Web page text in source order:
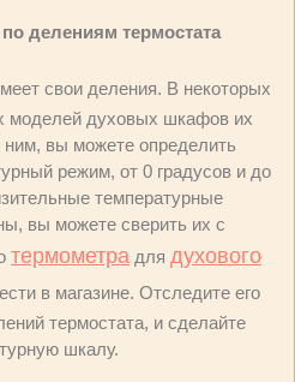
делениям термостата
свои деления. В некоторых
моделей духовых шкафов их
вы можете определить
режим, от 0 градусов и до
температурные
вы можете сверить их с
термометра для духового
в магазине. Отследите его
термостата, и сделайте
шкалу.